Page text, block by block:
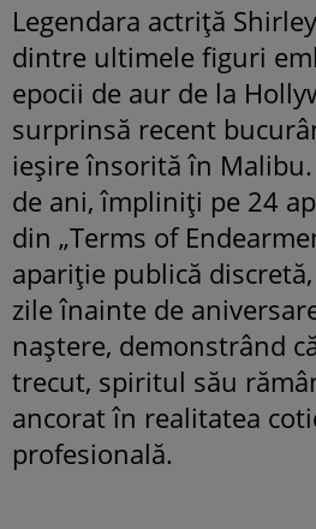
Legendara actriță
dintre ultimele figuri
epocii de aur de la
surprinsă recent
ieșire însorită în Malibu.
de ani, împliniți pe 24
din „Terms of
apariție publică
zile înainte de
naștere, demonstrând
trecut, spiritul său
ancorat în realitatea
profesională.